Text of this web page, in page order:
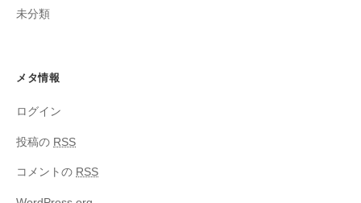
未分類
メタ情報
ログイン
投稿の RSS
コメントの RSS